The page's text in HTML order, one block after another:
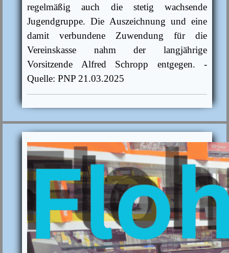
regelmäßig auch die stetig wachsende
Jugendgruppe. Die Auszeichnung und eine
damit verbundene Zuwendung für die
Vereinskasse nahm der langjährige
Vorsitzende Alfred Schropp entgegen. -
Quelle: PNP 21.03.2025